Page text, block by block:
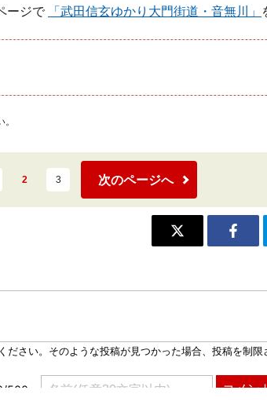
ージで 「武田信玄ゆかり大門街道・音無川」
2 3 次のページへ